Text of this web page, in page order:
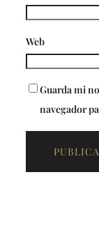
Web
Guarda mi
navegador